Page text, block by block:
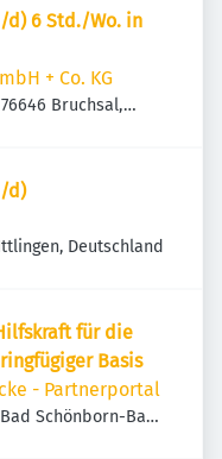
d) 6 Std./Wo. in
+ Co. KG
Bruchsal,
d)
Deutschland
für die
Basis
- Partnerportal
Schönborn-Bad